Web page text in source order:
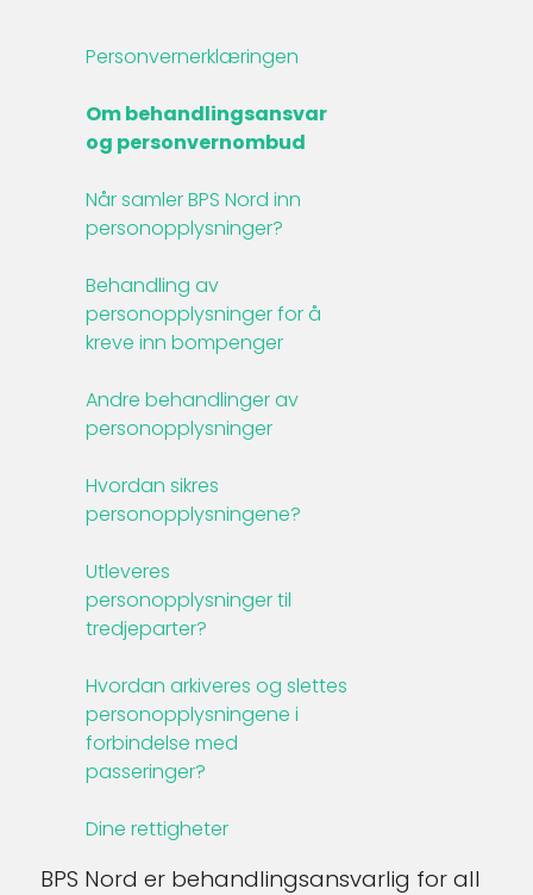
Personvernerklæringen
Om behandlingsansvar
og personvernombud
Når samler BPS Nord inn
personopplysninger?
Behandling av
personopplysninger for å
kreve inn bompenger
Andre behandlinger av
personopplysninger
Hvordan sikres
personopplysningene?
Utleveres
personopplysninger til
tredjeparter?
Hvordan arkiveres og slettes
personopplysningene i
forbindelse med
passeringer?
Dine rettigheter
BPS Nord er behandlingsansvarlig for all